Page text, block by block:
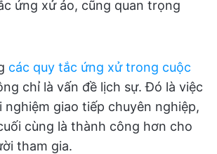
ứng xử ảo, cũng quan trọng
các quy tắc ứng xử trong cuộc
chỉ là vấn đề lịch sự. Đó là việc
giao tiếp chuyên nghiệp,
cùng là thành công hơn cho
tham gia.